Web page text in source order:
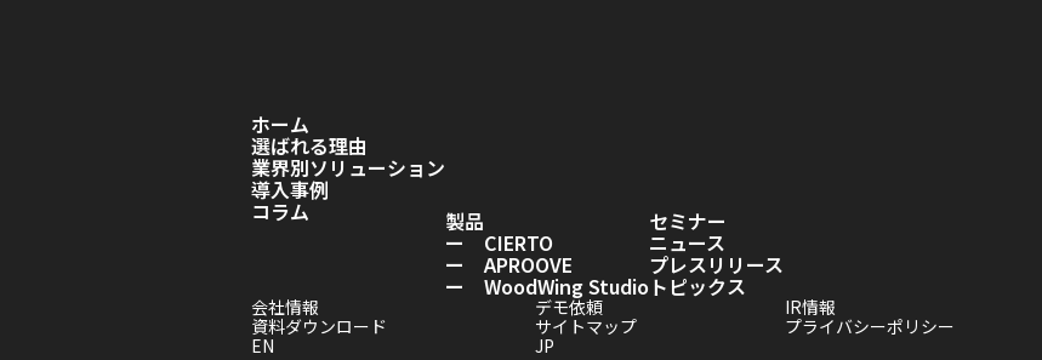
ホーム
選ばれる理由
業界別ソリューション
導入事例
コラム 製品
ー CIERTO
ー APROOVE
ー WoodWing Studio
セミナー
ニュース
プレスリリース
トピックス
会社情報
資料ダウンロード
EN
デモ依頼
サイトマップ
JP
IR情報
プライバシーポリシー